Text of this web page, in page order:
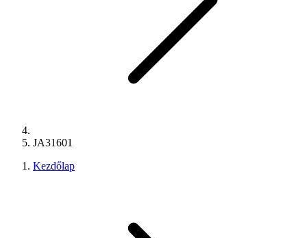
JA31601
Kezdőlap